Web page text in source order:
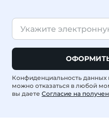
Конфиденциальность данных
можно отказаться в любой
вы даете Согласие на